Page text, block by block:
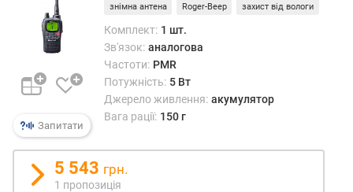
к
а
м
д
а
т
о
Запитати
знімна антена Roger-Beep захист від вологи
Комплект: 1 шт.
Зв'язок: аналогова
Частоти: PMR
Потужність: 5 Вт
Джерело живлення: акумулятор
Вага рації: 150 г
5 543 грн.
1 пропозиція